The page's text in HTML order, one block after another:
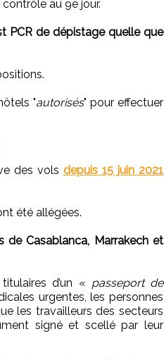
au 9e jour.
PCR de dépistage quelle que
"autorisés" pour effectuer
des vols depuis 15 juin 2021
été allégées.
Casablanca, Marrakech et
d’un « passeport de
urgentes, les personnes
les travailleurs des secteurs
signé et scellé par leur